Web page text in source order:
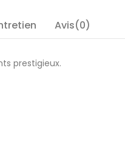
Avis(0)
prestigieux.